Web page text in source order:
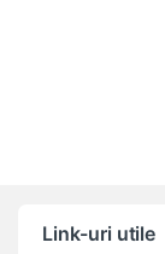
Link-uri utile